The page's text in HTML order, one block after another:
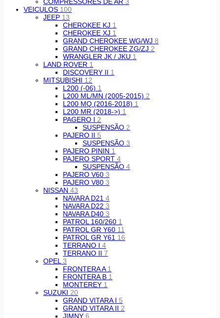
VEICULOS 100
JEEP 13
CHEROKEE KJ 1
CHEROKEE XJ 1
GRAND CHEROKEE WG/WJ 8
GRAND CHEROKEE ZG/ZJ 2
WRANGLER JK / JKU 1
LAND ROVER 1
DISCOVERY II 1
MITSUBISHI 12
L200 (-06) 1
L200 ML/MN (2005-2015) 2
L200 MQ (2016-2018) 1
L200 MR (2018->) 1
PAGERO I 2
SUSPENSÃO 2
PAJERO II 5
SUSPENSÃO 3
PAJERO PININ 1
PAJERO SPORT 4
SUSPENSÃO 4
PAJERO V60 3
PAJERO V80 3
NISSAN 43
NAVARA D21 4
NAVARA D22 3
NAVARA D40 3
PATROL 160/260 1
PATROL GR Y60 11
PATROL GR Y61 16
TERRANO I 4
TERRANO II 7
OPEL 3
FRONTERA A 1
FRONTERA B 1
MONTEREY 1
SUZUKI 20
GRAND VITARA I 5
GRAND VITARA II 2
JIMNY 6